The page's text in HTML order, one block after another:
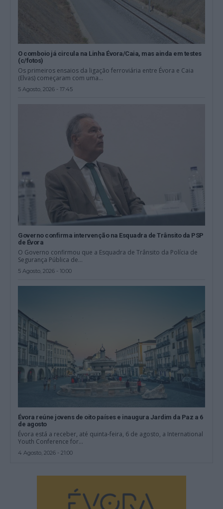
O comboio já circula na Linha Évora/Caia, mas ainda em testes
(c/fotos)
Os primeiros ensaios da ligação ferroviária entre Évora e Caia
(Elvas) começaram com uma...
5 Agosto, 2026 - 17:45
Governo confirma intervenção na Esquadra de Trânsito da PSP
de Évora
O Governo confirmou que a Esquadra de Trânsito da Polícia de
Segurança Pública de...
5 Agosto, 2026 - 10:00
Évora reúne jovens de oito países e inaugura Jardim da Paz a 6
de agosto
Évora está a receber, até quinta-feira, 6 de agosto, a International
Youth Conference for...
4 Agosto, 2026 - 21:00